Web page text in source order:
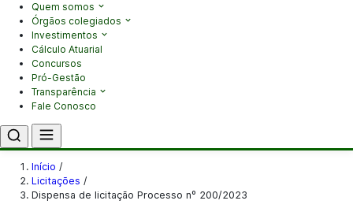
Quem somos
Órgãos colegiados
Investimentos
Cálculo Atuarial
Concursos
Pró-Gestão
Transparência
Fale Conosco
Início /
Licitações /
Dispensa de licitação Processo nº 200/2023